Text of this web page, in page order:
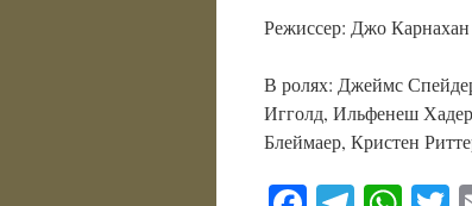
Режиссер: Джо Карнахан
В ролях: Джеймс
Игголд, Ильфенеш
Блеймаер, Кристен